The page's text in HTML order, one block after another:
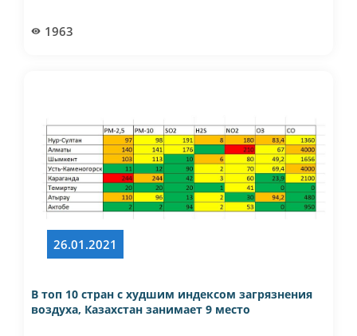
1963
26.01.2021
В топ 10 стран с худшим индексом загрязнения
воздуха, Казахстан занимает 9 место